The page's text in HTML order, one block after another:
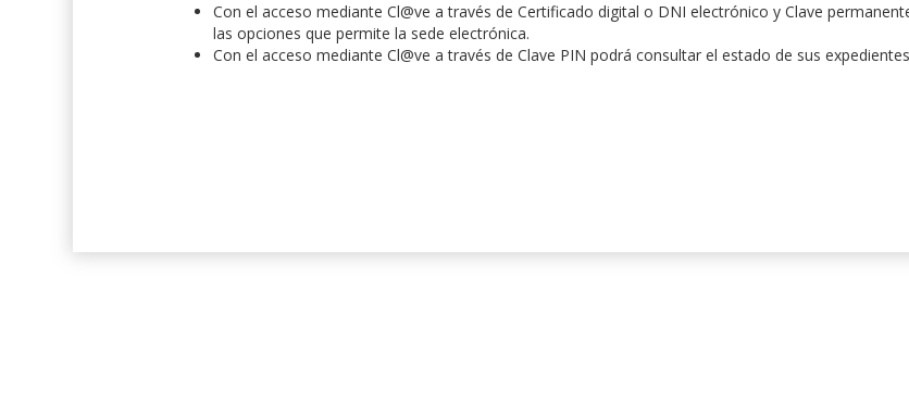
Con el acceso mediante Cl@ve a través de Certificado digital o DNI electrónico y Clave
las opciones que permite la sede electrónica.
Con el acceso mediante Cl@ve a través de Clave PIN podrá consultar el estado de sus